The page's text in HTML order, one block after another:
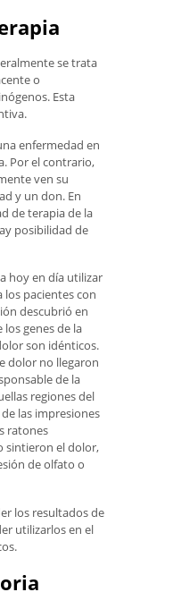
se trata
o
Esta
enfermedad en
Por el contrario,
ven su
y un don. En
de terapia de la
posibilidad de
hoy en día utilizar
los pacientes con
descubrió en
genes de la
son idénticos.
dolor no llegaron
de la
regiones del
las impresiones
ratones
sintieron el dolor,
de olfato o
los resultados de
utilizarlos en el